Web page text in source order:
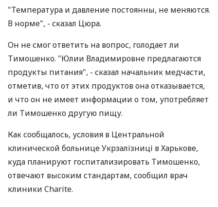
"Температура и давление постоянны, не меняются.
В норме", - сказал Цюра.
Он не смог ответить на вопрос, голодает ли
Тимошенко. "Юлии Владимировне предлагаются
продукты питания", - сказал начальник медчасти,
отметив, что от этих продуктов она отказывается,
и что он не имеет информации о том, употребляет
ли Тимошенко другую пищу.
Как сообщалось, условия в Центральной
клинической больнице Укрзалізниці в Харькове,
куда планируют госпитализировать Тимошенко,
отвечают высоким стандартам, сообщил врач
клиники Charite.